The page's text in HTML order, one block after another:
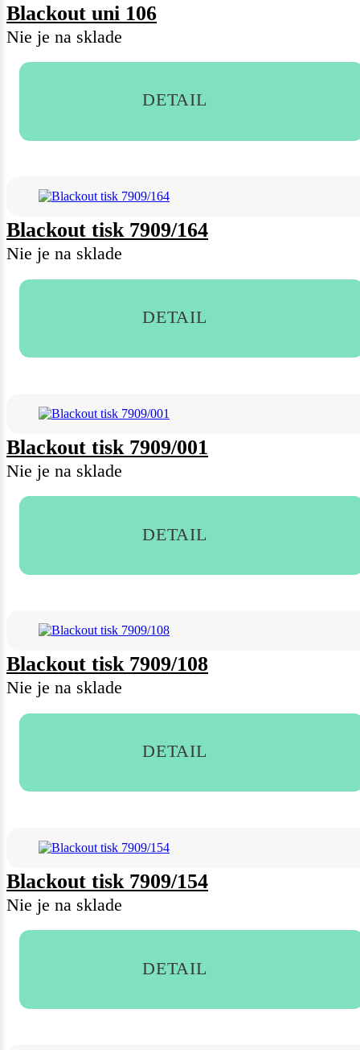
Blackout uni 106
Nie je na sklade
DETAIL
Blackout tisk 7909/164
Nie je na sklade
DETAIL
Blackout tisk 7909/001
Nie je na sklade
DETAIL
Blackout tisk 7909/108
Nie je na sklade
DETAIL
Blackout tisk 7909/154
Nie je na sklade
DETAIL